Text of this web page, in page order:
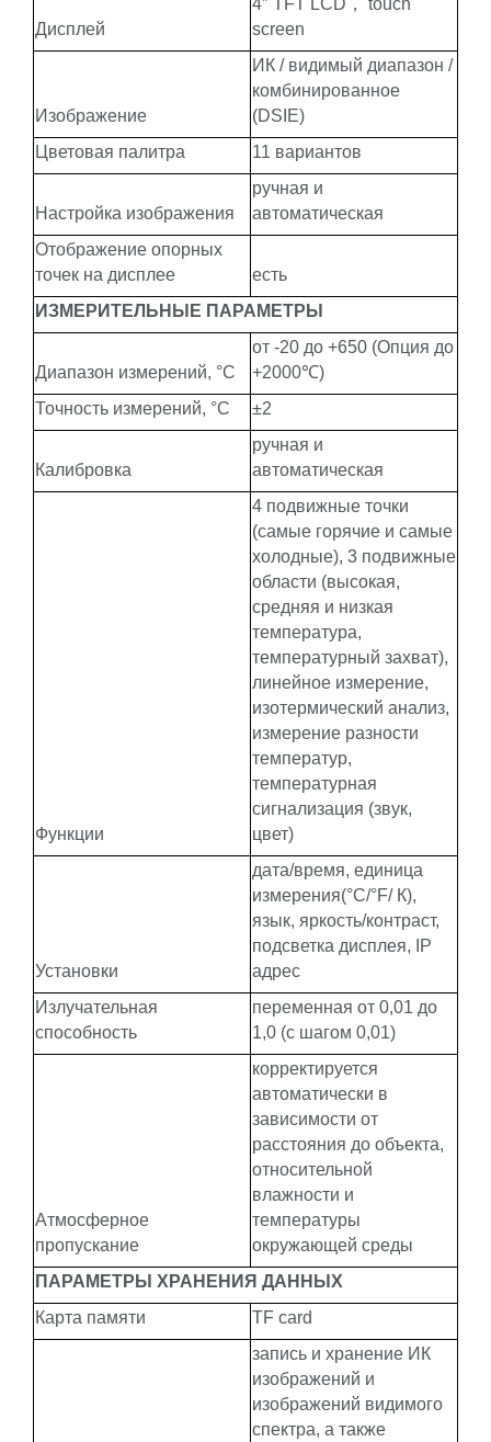
Дисплей
4″ TFT LCD， touch
screen
Изображение
ИК / видимый диапазон /
комбинированное
(DSIE)
Цветовая палитра
11 вариантов
Настройка изображения
ручная и
автоматическая
Отображение опорных
точек на дисплее
есть
ИЗМЕРИТЕЛЬНЫЕ ПАРАМЕТРЫ
Диапазон измерений, °С
от -20 до +650 (Опция до
+2000℃)
Точность измерений, °С
±2
Калибровка
ручная и
автоматическая
Функции
4 подвижные точки
(самые горячие и самые
холодные), 3 подвижные
области (высокая,
средняя и низкая
температура,
температурный захват),
линейное измерение,
изотермический анализ,
измерение разности
температур,
температурная
сигнализация (звук,
цвет)
Установки
дата/время, единица
измерения(°С/°F/ К),
язык, яркость/контраст,
подсветка дисплея, IP
адрес
Излучательная
способность
переменная от 0,01 до
1,0 (с шагом 0,01)
Атмосферное
пропускание
корректируется
автоматически в
зависимости от
расстояния до объекта,
относительной
влажности и
температуры
окружающей среды
ПАРАМЕТРЫ ХРАНЕНИЯ ДАННЫХ
Карта памяти
TF card
запись и хранение ИК
изображений и
изображений видимого
спектра, а также